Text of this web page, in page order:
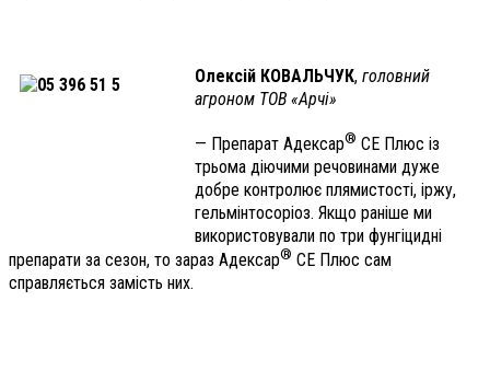
Олексій КОВАЛЬЧУК, головний
агроном ТОВ «Арчі»
— Препарат Адексар® СЕ Плюс із
трьома діючими речовинами дуже
добре контролює плямистості, іржу,
гельмінтосоріоз. Якщо раніше ми
використовували по три фунгіцидні
препарати за сезон, то зараз Адексар® СЕ Плюс сам
справляється замість них.